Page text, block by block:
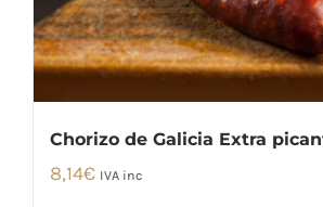
Chorizo de Galicia Extra
8,14€ IVA inc